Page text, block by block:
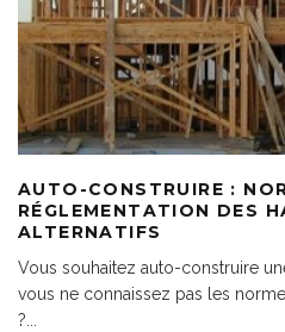
AUTO-CONSTRUIRE :
RÉGLEMENTATION DES
ALTERNATIFS
Vous souhaitez auto-construire
vous ne connaissez pas les
?...